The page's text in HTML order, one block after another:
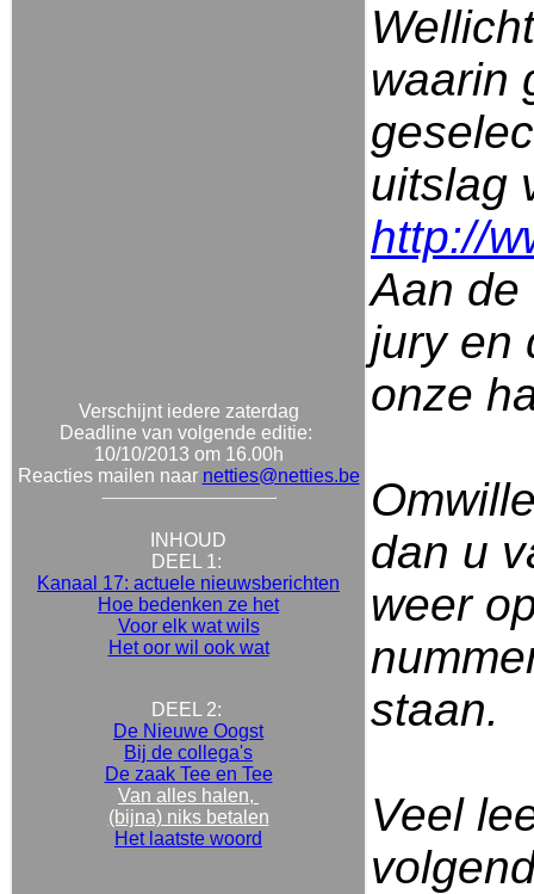
Verschijnt iedere zaterdag
Deadline van volgende editie:
10/10/2013 om 16.00h
Reacties mailen naar netties@netties.be
INHOUD
DEEL 1:
Kanaal 17: actuele nieuwsberichten
Hoe bedenken ze het
Voor elk wat wils
Het oor wil ook wat
DEEL 2:
De Nieuwe Oogst
Bij de collega's
De zaak Tee en Tee
Van alles halen,
(bijna) niks betalen
Het laatste woord
waarin
uitslag
http://
Aan de
jury en
onze
dan u
weer
staan.
Veel